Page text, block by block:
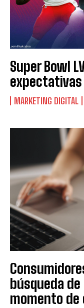
VENEZUELA
VENEZUELA
Super Bowl
expectativas
MARKETING DIGITAL
búsqueda
momento de